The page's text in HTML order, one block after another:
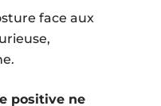
face aux
positive ne